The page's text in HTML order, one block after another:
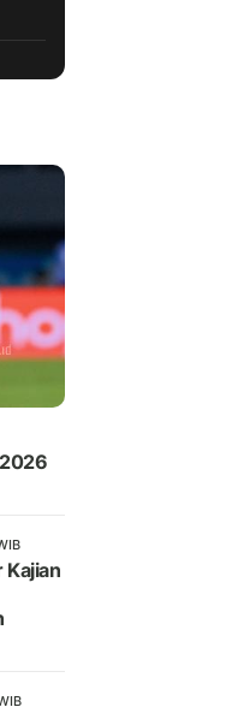
Kajian